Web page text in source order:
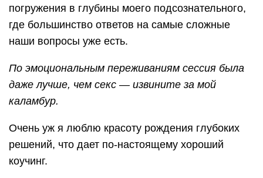
погружения в глубины моего подсознательного,
где большинство ответов на самые сложные
наши вопросы уже есть.
По эмоциональным переживаниям сессия была
даже лучше, чем секс — извините за мой
каламбур.
Очень уж я люблю красоту рождения глубоких
решений, что дает по-настоящему хороший
коучинг.